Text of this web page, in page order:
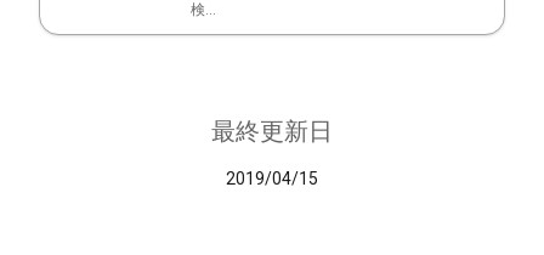
検...
最終更新日
2019/04/15